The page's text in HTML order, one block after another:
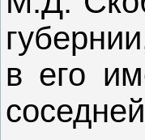
в его